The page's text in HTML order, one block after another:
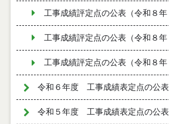
工事成績評定点の公表（令和８年
工事成績評定点の公表（令和８年
工事成績評定点の公表（令和８年
令和６年度 工事成績表定点の公表
令和５年度 工事成績表定点の公表